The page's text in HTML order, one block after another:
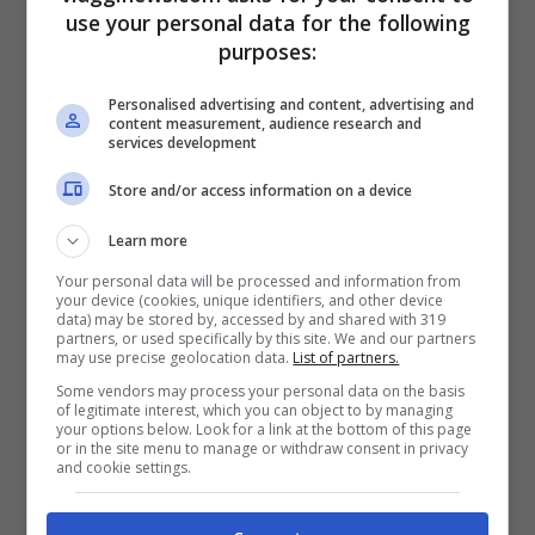
città che dunque non ha da offrire solo
attraente. Laspiaggia di Marina di Romea
è tra queste una delle più interessanti
perchè ben attrezzata ma anche assai
ampia e piacevole dal punto di vista
naturalistico. suo proseguimento è la
Spiaggia di Porto Corsini, una non
bandiera blu assai affascinante: sabbia
dorata lunga 400 metri e totalmente
incontaminata, affiancata poi da 120 metri
di dune facenti parte del del
Regionale del Delta del Po
. Assai
use your personal data for the following
purposes:
Personalised advertising and content, advertising and
content measurement, audience research and
services development
Store and/or access information on a device
Learn more
Your personal data will be processed and information from
your device (cookies, unique identifiers, and other device
data) may be stored by, accessed by and shared with 319
partners, or used specifically by this site. We and our partners
may use precise geolocation data. List of partners.
Some vendors may process your personal data on the basis
of legitimate interest, which you can object to by managing
your options below. Look for a link at the bottom of this page
or in the site menu to manage or withdraw consent in privacy
and cookie settings.